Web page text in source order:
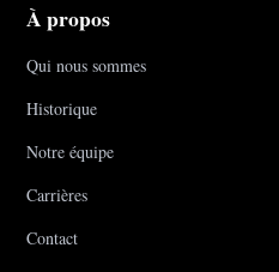
À propos
Qui nous sommes
Historique
Notre équipe
Carrières
Contact